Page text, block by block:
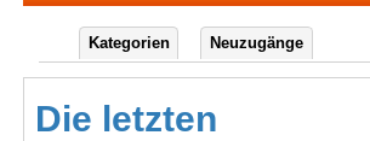
Kategorien Neuzugänge
Die letzten